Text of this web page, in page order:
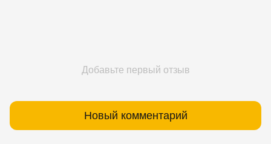
Добавьте первый отзыв
Новый комментарий